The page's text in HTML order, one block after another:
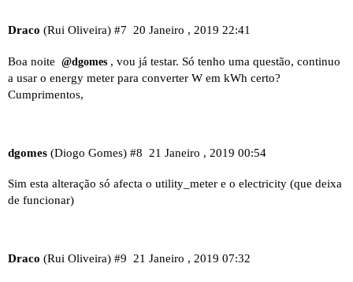
Draco (Rui Oliveira) 20 Janeiro , 2019 22:41
#7
Boa noite @dgomes , vou já testar. Só tenho uma questão, continuo
a usar o energy meter para converter W em kWh certo?
Cumprimentos,
dgomes (Diogo Gomes) 21 Janeiro , 2019 00:54
#8
Sim esta alteração só afecta o utility_meter e o electricity (que deixa
de funcionar)
Draco (Rui Oliveira) 21 Janeiro , 2019 07:32
#9